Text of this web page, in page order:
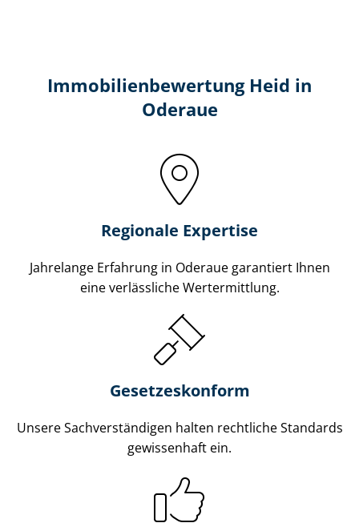
Immobilien­bewertung Heid in
Oderaue
Regionale Expertise
Jahrelange Erfahrung in Oderaue garantiert Ihnen
eine verlässliche Wertermittlung.
Gesetzes­konform
Unsere Sach­ver­stän­di­gen halten rechtliche Standards
gewissenhaft ein.